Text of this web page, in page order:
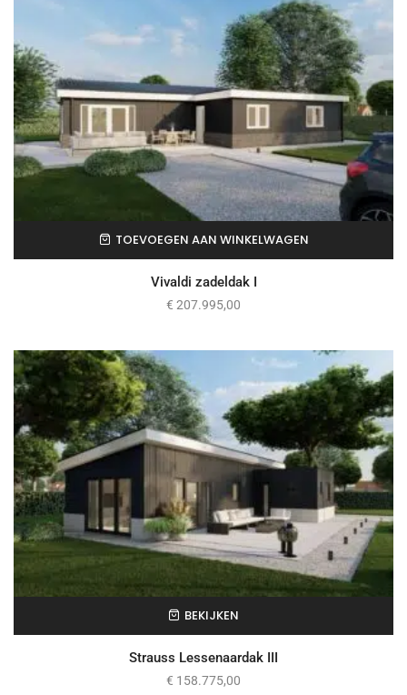
TOEVOEGEN AAN WINKELWAGEN
Vivaldi zadeldak I
€ 207.995,00
BEKIJKEN
Strauss Lessenaardak III
€ 158.775,00